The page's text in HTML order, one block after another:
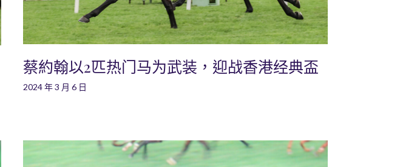
蔡約翰以2匹热门马为武装，迎战香港经典盃
2024 年 3 月 6 日